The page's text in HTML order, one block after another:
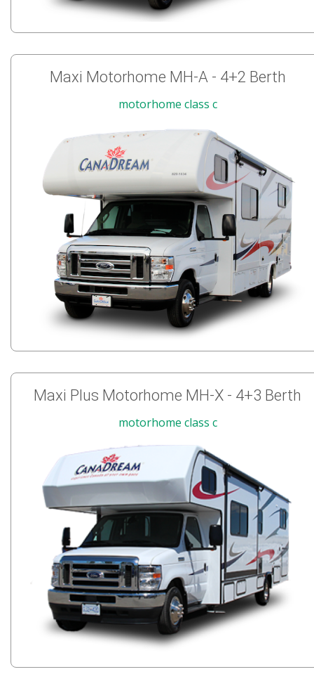
Maxi Motorhome MH-A - 4+2 Berth
motorhome class c
Maxi Plus Motorhome MH-X - 4+3 Berth
motorhome class c